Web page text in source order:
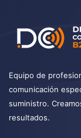
Equipo de
comunicación
suministro.
resultados.